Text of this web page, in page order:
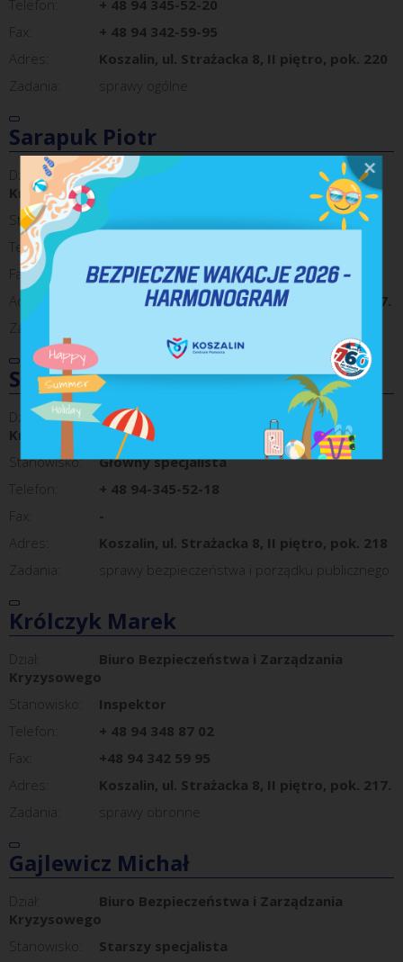
Telefon:
+ 48 94 345-52-20
Fax:
+ 48 94 342-59-95
Adres:
Koszalin, ul. Strażacka 8, II piętro, pok. 220
Zadania:
sprawy ogólne
Sarapuk Piotr
Dział:
Biuro Bezpieczeństwa i Zarządzania
Kryzysowego
Stanowisko:
Główny specjalista
Telefon:
Fax:
+48 94 342 59 95
Adres:
Koszalin, ul. Strażacka 8, II piętro, pok. 217.
Zadania:
Sadowski Tomasz
Dział:
Biuro Bezpieczeństwa i Zarządzania
Kryzysowego
Stanowisko:
Główny specjalista
Telefon:
+ 48 94-345-52-18
Fax:
-
Adres:
Koszalin, ul. Strażacka 8, II piętro, pok. 218
Zadania:
sprawy bezpieczeństwa i porządku publicznego
Królczyk Marek
Dział:
Biuro Bezpieczeństwa i Zarządzania
Kryzysowego
Stanowisko:
Inspektor
Telefon:
+ 48 94 348 87 02
Fax:
+48 94 342 59 95
Adres:
Koszalin, ul. Strażacka 8, II piętro, pok. 217.
Zadania:
sprawy obronne
Gajlewicz Michał
Dział:
Biuro Bezpieczeństwa i Zarządzania
Kryzysowego
Stanowisko:
Starszy specjalista